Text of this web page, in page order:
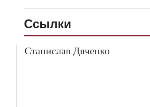
Ссылки
Станислав Дяченко